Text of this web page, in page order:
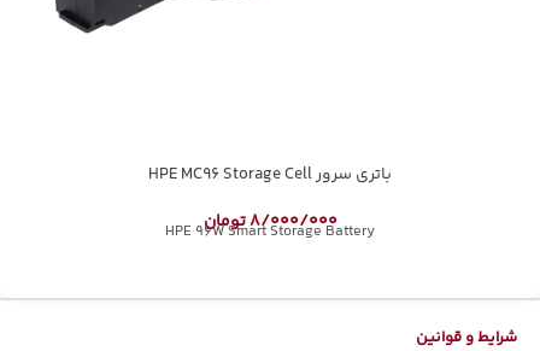
باتری سرور HPE MC96 Storage Cell
8/000/000تومان
HPE 96W Smart Storage Battery
شرایط و قوانین